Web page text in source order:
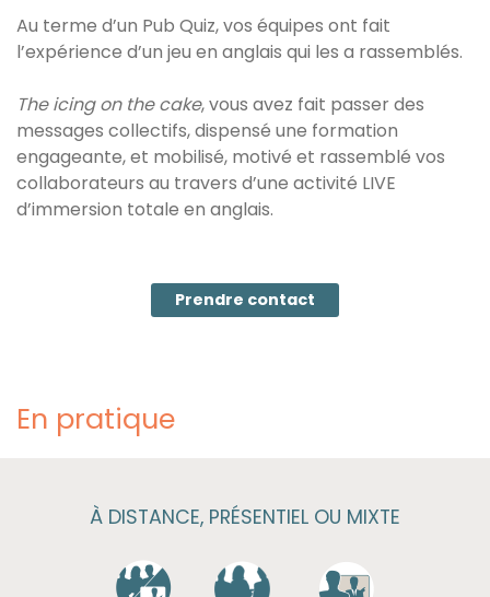
Au terme d’un Pub Quiz, vos équipes ont fait
l’expérience d’un jeu en anglais qui les a rassemblés.
The icing on the cake, vous avez fait passer des
messages collectifs, dispensé une formation
engageante, et mobilisé, motivé et rassemblé vos
collaborateurs au travers d’une activité LIVE
d’immersion totale en anglais.
Prendre contact
En pratique
À DISTANCE, PRÉSENTIEL OU MIXTE